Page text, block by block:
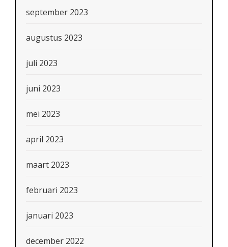
september 2023
augustus 2023
juli 2023
juni 2023
mei 2023
april 2023
maart 2023
februari 2023
januari 2023
december 2022